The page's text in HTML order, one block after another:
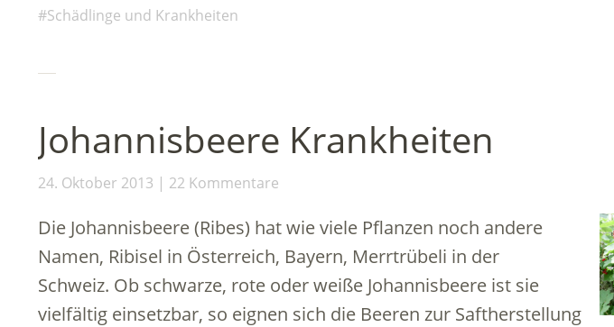
Schädlinge und Krankheiten
Johannisbeere Krankheiten
24. Oktober 2013 22 Kommentare
Die Johannisbeere (Ribes) hat wie viele Pflanzen noch andere
Namen, Ribisel in Österreich, Bayern, Merrtrübeli in der
Schweiz. Ob schwarze, rote oder weiße Johannisbeere ist sie
vielfältig einsetzbar, so eignen sich die Beeren zur Saftherstellung